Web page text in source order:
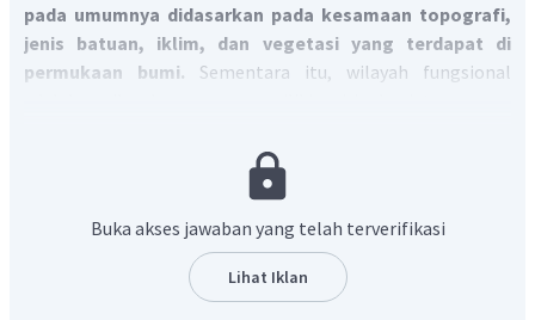
pada umumnya didasarkan pada kesamaan topografi,
jenis batuan, iklim, dan vegetasi yang terdapat di
permukaan bumi. Sementara itu, wilayah fungsional
adanya arus kegiatan transportasi dan komunikasi yang
akhirnya menunjang pertumbuhan dari setiap wilayah
Jadi, hutan termasuk wilayah formal berdasarkan pada
Buka akses jawaban yang telah terverifikasi
Lihat Iklan